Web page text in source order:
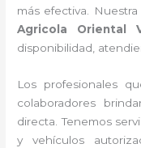
más efectiva. Nuestra
Agricola Oriental
disponibilidad,
Los profesionales
colaboradores
directa.Tenemos
y vehículos